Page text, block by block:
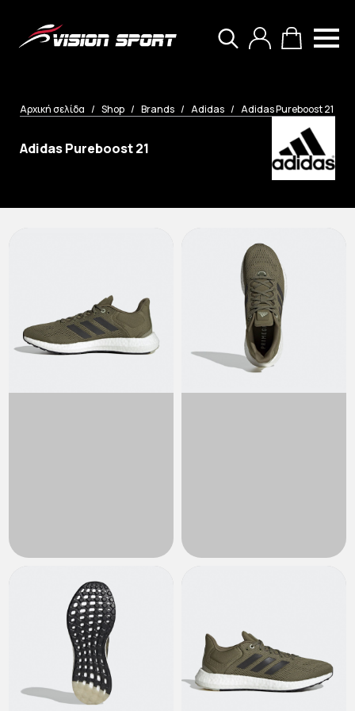
Αρχική σελίδα Shop Brands Adidas Adidas Pureboost 21
Adidas Pureboost 21